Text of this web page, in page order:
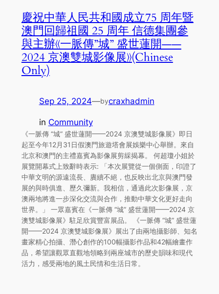
慶祝中華人民共和國成立75 周年暨
澳門回歸祖國 25 周年 信德集團參
與主辦《一脈傳”城” 盛世蓮開——
2024 京澳雙城影像展》(Chinese
Only)
Sep 25, 2024—bycraxhadmin
in Community
《一脈傳 “城” 盛世蓮開——2024 京澳雙城影像展》即日
起至今年12月31日假澳門旅遊塔會展娛樂中心舉辦。來自
北京和澳門的主禮嘉賓為影像展剪綵揭幕。 何超瓊小姐於
展覽開幕式上致辭時表示: 「本次展覽從一個側面，印證了
中華文明的源遠流長、賡續不絕，也反映出北京與澳門發
展的與時俱進、歷久彌新。我相信，通過此次影像展，京
澳兩地將進一步深化交流與合作，推動中華文化更好走向
世界。」 一眾嘉賓在《一脈傳 “城” 盛世蓮開——2024 京
澳雙城影像展》駐足欣賞豐富展品。 《一脈傳 “城” 盛世蓮
開——2024 京澳雙城影像展》展出了由兩地攝影師、知名
畫家精心拍攝、潛心創作的100幅攝影作品和42幅繪畫作
品，希望讓觀眾直觀地領略到兩座城市的歷史韻味和現代
活力，感受兩地的風土民情和生活日常。